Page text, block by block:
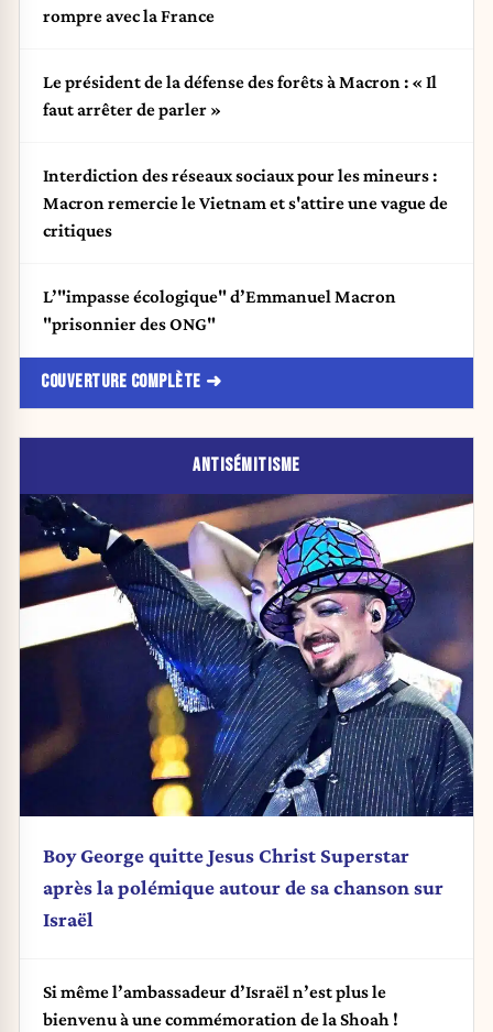
rompre avec la France
Le président de la défense des forêts à Macron : « Il
faut arrêter de parler »
Interdiction des réseaux sociaux pour les mineurs :
Macron remercie le Vietnam et s'attire une vague de
critiques
L’"impasse écologique" d’Emmanuel Macron
"prisonnier des ONG"
COUVERTURE COMPLÈTE
ANTISÉMITISME
Boy George quitte Jesus Christ Superstar
après la polémique autour de sa chanson sur
Israël
Si même l’ambassadeur d’Israël n’est plus le
bienvenu à une commémoration de la Shoah !